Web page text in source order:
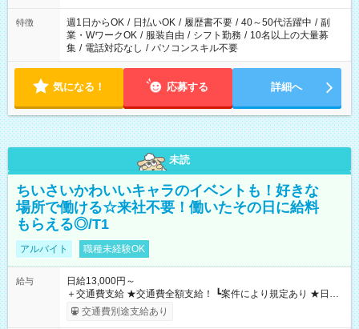
特徴 週1日からOK / 日払いOK / 履歴書不要 / 40～50代活躍中 / 副
業・WワークOK / 服装自由 / シフト勤務 / 10名以上の大量募
集 / 電話対応なし / パソコンスキル不要
気になる！ 応募する 詳細へ
未読
ちいさいかわいいキャラのイベントも！好きな
場所で働ける☆来社不要！働いたその日に給料
もらえる◎/T1
アルバイト 職種未経験OK
給与
日給13,000円～
＋交通費支給 ★交通費全額支給！ ┗案件により規定あり ★日払
いOK！（規定あり） ┗働いたその日に現金GET♪ お仕事後はコ
ンビニATMから 日払い分を引き落とせます！ 【試用期間】試
交通費別途支給あり